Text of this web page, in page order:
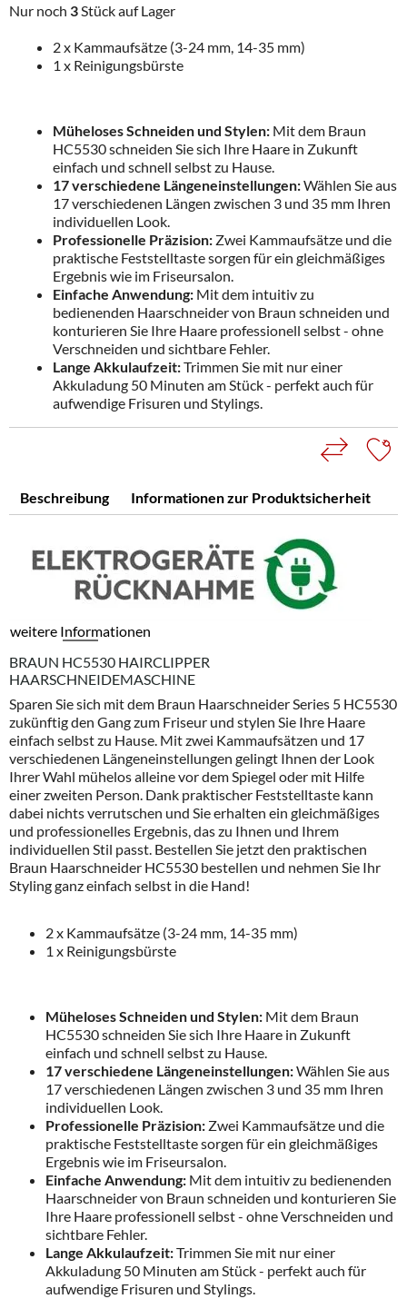
Nur noch 3Stück auf Lager
2 x Kammaufsätze (3-24 mm, 14-35 mm)
1 x Reinigungsbürste
Müheloses Schneiden und Stylen: Mit dem Braun
HC5530 schneiden Sie sich Ihre Haare in Zukunft
einfach und schnell selbst zu Hause.
17 verschiedene Längeneinstellungen:Wählen Sie aus
17 verschiedenen Längen zwischen 3 und 35 mm Ihren
individuellen Look.
Professionelle Präzision: Zwei Kammaufsätze und die
praktische Feststelltaste sorgen für ein gleichmäßiges
Ergebnis wie im Friseursalon.
Einfache Anwendung: Mit dem intuitiv zu
bedienenden Haarschneider von Braun schneiden und
konturieren Sie Ihre Haare professionell selbst - ohne
Verschneiden und sichtbare Fehler.
Lange Akkulaufzeit:Trimmen Sie mit nur einer
Akkuladung 50 Minuten am Stück - perfekt auch für
aufwendige Frisuren und Stylings.
Beschreibung Informationen zur Produktsicherheit
weitere Informationen
BRAUN HC5530 HAIRCLIPPER
HAARSCHNEIDEMASCHINE
Sparen Sie sich mit dem Braun Haarschneider Series 5 HC5530
zukünftig den Gang zum Friseur und stylen Sie Ihre Haare
einfach selbst zu Hause. Mit zwei Kammaufsätzen und 17
verschiedenen Längeneinstellungen gelingt Ihnen der Look
Ihrer Wahl mühelos alleine vor dem Spiegel oder mit Hilfe
einer zweiten Person. Dank praktischer Feststelltaste kann
dabei nichts verrutschen und Sie erhalten ein gleichmäßiges
und professionelles Ergebnis, das zu Ihnen und Ihrem
individuellen Stil passt. Bestellen Sie jetzt den praktischen
Braun Haarschneider HC5530 bestellen und nehmen Sie Ihr
Styling ganz einfach selbst in die Hand!
2 x Kammaufsätze (3-24 mm, 14-35 mm)
1 x Reinigungsbürste
Müheloses Schneiden und Stylen: Mit dem Braun
HC5530 schneiden Sie sich Ihre Haare in Zukunft
einfach und schnell selbst zu Hause.
17 verschiedene Längeneinstellungen:Wählen Sie aus
17 verschiedenen Längen zwischen 3 und 35 mm Ihren
individuellen Look.
Professionelle Präzision: Zwei Kammaufsätze und die
praktische Feststelltaste sorgen für ein gleichmäßiges
Ergebnis wie im Friseursalon.
Einfache Anwendung: Mit dem intuitiv zu bedienenden
Haarschneider von Braun schneiden und konturieren Sie
Ihre Haare professionell selbst - ohne Verschneiden und
sichtbare Fehler.
Lange Akkulaufzeit:Trimmen Sie mit nur einer
Akkuladung 50 Minuten am Stück - perfekt auch für
aufwendige Frisuren und Stylings.